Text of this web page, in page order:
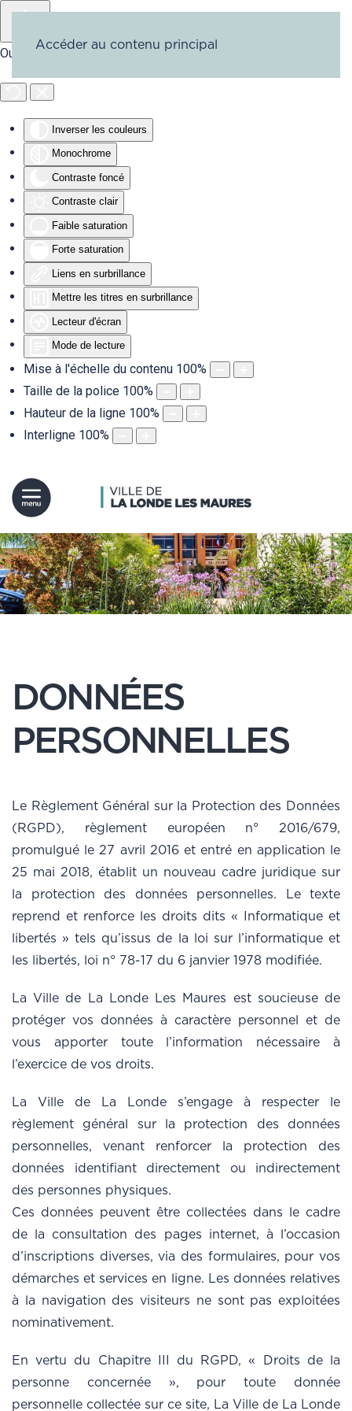
Outils d'accessibilité
Inverser les couleurs
Monochrome
Contraste foncé
Contraste clair
Faible saturation
Forte saturation
Liens en surbrillance
Mettre les titres en surbrillance
Lecteur d'écran
Mode de lecture
Mise à l'échelle du contenu 100%
Taille de la police 100%
Hauteur de la ligne 100%
Interligne 100%
Accéder au contenu principal
DONNÉES
PERSONNELLES
Le Règlement Général sur la Protection des Données
(RGPD), règlement européen n° 2016/679,
promulgué le 27 avril 2016 et entré en application le
25 mai 2018, établit un nouveau cadre juridique sur
la protection des données personnelles. Le texte
reprend et renforce les droits dits « Informatique et
libertés » tels qu’issus de la loi sur l’informatique et
les libertés, loi n° 78-17 du 6 janvier 1978 modifiée.
La Ville de La Londe Les Maures est soucieuse de
protéger vos données à caractère personnel et de
vous apporter toute l’information nécessaire à
l’exercice de vos droits.
La Ville de La Londe s’engage à respecter le
règlement général sur la protection des données
personnelles, venant renforcer la protection des
données identifiant directement ou indirectement
des personnes physiques.
Ces données peuvent être collectées dans le cadre
de la consultation des pages internet, à l’occasion
d’inscriptions diverses, via des formulaires, pour vos
démarches et services en ligne. Les données relatives
à la navigation des visiteurs ne sont pas exploitées
nominativement.
En vertu du Chapitre III du RGPD, « Droits de la
personne concernée », pour toute donnée
personnelle collectée sur ce site, La Ville de La Londe